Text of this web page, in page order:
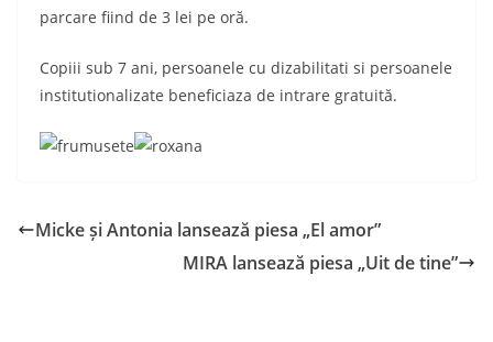
parcare fiind de 3 lei pe oră.
Copiii sub 7 ani, persoanele cu dizabilitati si persoanele
institutionalizate beneficiaza de intrare gratuită.
Micke și Antonia lansează piesa „El amor”
MIRA lansează piesa „Uit de tine”